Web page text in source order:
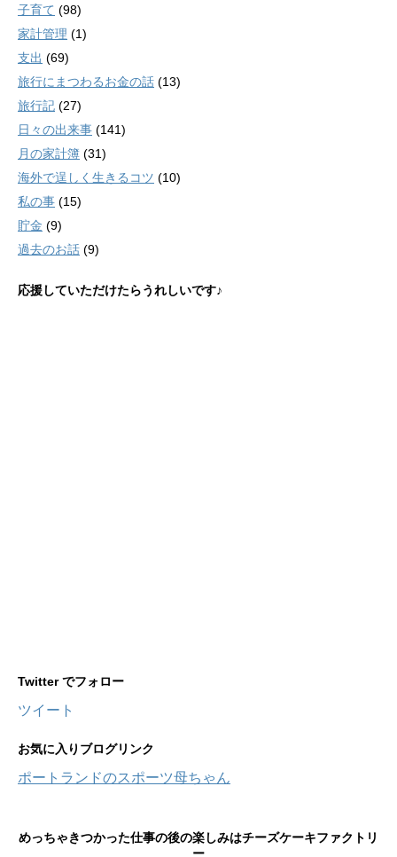
子育て (98)
家計管理 (1)
支出 (69)
旅行にまつわるお金の話 (13)
旅行記 (27)
日々の出来事 (141)
月の家計簿 (31)
海外で逞しく生きるコツ (10)
私の事 (15)
貯金 (9)
過去のお話 (9)
応援していただけたらうれしいです♪
Twitter でフォロー
ツイート
お気に入りブログリンク
ポートランドのスポーツ母ちゃん
めっちゃきつかった仕事の後の楽しみはチーズケーキファクトリ
ー